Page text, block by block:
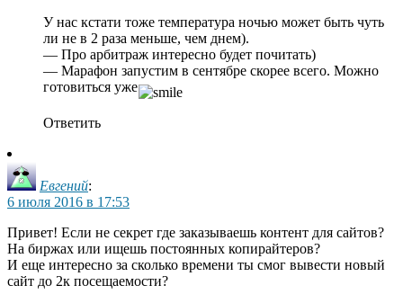
У нас кстати тоже температура ночью может быть чуть
ли не в 2 раза меньше, чем днем).
— Про арбитраж интересно будет почитать)
— Марафон запустим в сентябре скорее всего. Можно
готовиться уже
Ответить
Евгений:
6 июля 2016 в 17:53
Привет! Если не секрет где заказываешь контент для сайтов?
На биржах или ищешь постоянных копирайтеров?
И еще интересно за сколько времени ты смог вывести новый
сайт до 2к посещаемости?